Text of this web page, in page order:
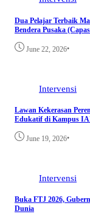
Dua Pelajar Terbaik
Bendera Pusaka
June 22, 2026•
Intervensi
Lawan Kekerasan
Edukatif di Kampus
June 19, 2026•
Intervensi
Buka FTJ 2026,
Dunia